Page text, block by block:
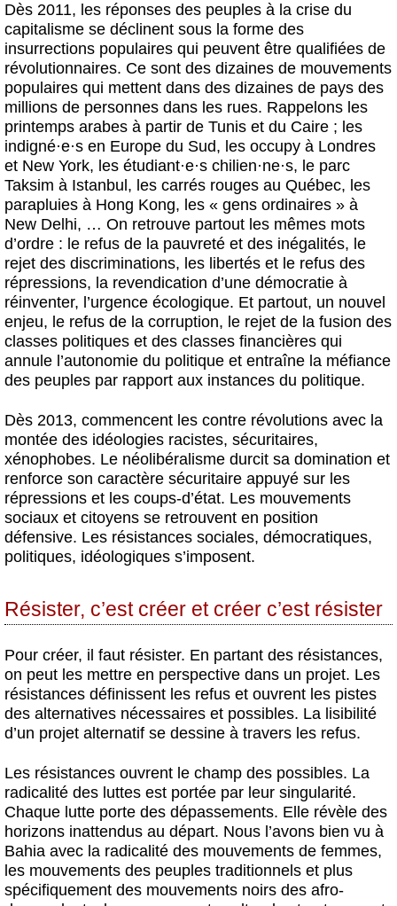
Dès 2011, les réponses des peuples à la crise du
capitalisme se déclinent sous la forme des
insurrections populaires qui peuvent être qualifiées de
révolutionnaires. Ce sont des dizaines de mouvements
populaires qui mettent dans des dizaines de pays des
millions de personnes dans les rues. Rappelons les
printemps arabes à partir de Tunis et du Caire ; les
indigné·e·s en Europe du Sud, les occupy à Londres
et New York, les étudiant·e·s chilien·ne·s, le parc
Taksim à Istanbul, les carrés rouges au Québec, les
parapluies à Hong Kong, les « gens ordinaires » à
New Delhi, … On retrouve partout les mêmes mots
d’ordre : le refus de la pauvreté et des inégalités, le
rejet des discriminations, les libertés et le refus des
répressions, la revendication d’une démocratie à
réinventer, l’urgence écologique. Et partout, un nouvel
enjeu, le refus de la corruption, le rejet de la fusion des
classes politiques et des classes financières qui
annule l’autonomie du politique et entraîne la méfiance
des peuples par rapport aux instances du politique.
Dès 2013, commencent les contre révolutions avec la
montée des idéologies racistes, sécuritaires,
xénophobes. Le néolibéralisme durcit sa domination et
renforce son caractère sécuritaire appuyé sur les
répressions et les coups-d’état. Les mouvements
sociaux et citoyens se retrouvent en position
défensive. Les résistances sociales, démocratiques,
politiques, idéologiques s’imposent.
Résister, c’est créer et créer c’est résister
Pour créer, il faut résister. En partant des résistances,
on peut les mettre en perspective dans un projet. Les
résistances définissent les refus et ouvrent les pistes
des alternatives nécessaires et possibles. La lisibilité
d’un projet alternatif se dessine à travers les refus.
Les résistances ouvrent le champ des possibles. La
radicalité des luttes est portée par leur singularité.
Chaque lutte porte des dépassements. Elle révèle des
horizons inattendus au départ. Nous l’avons bien vu à
Bahia avec la radicalité des mouvements de femmes,
les mouvements des peuples traditionnels et plus
spécifiquement des mouvements noirs des afro-